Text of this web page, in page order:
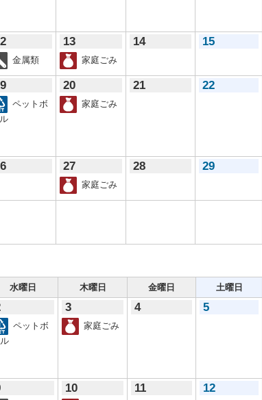
金属類
13
家庭ごみ
14 15
ペットボ
20
家庭ごみ
21 22
27
家庭ごみ
28 29
水曜日 木曜日 金曜日 土曜日
ペットボ
3
家庭ごみ
4 5
10 11 12